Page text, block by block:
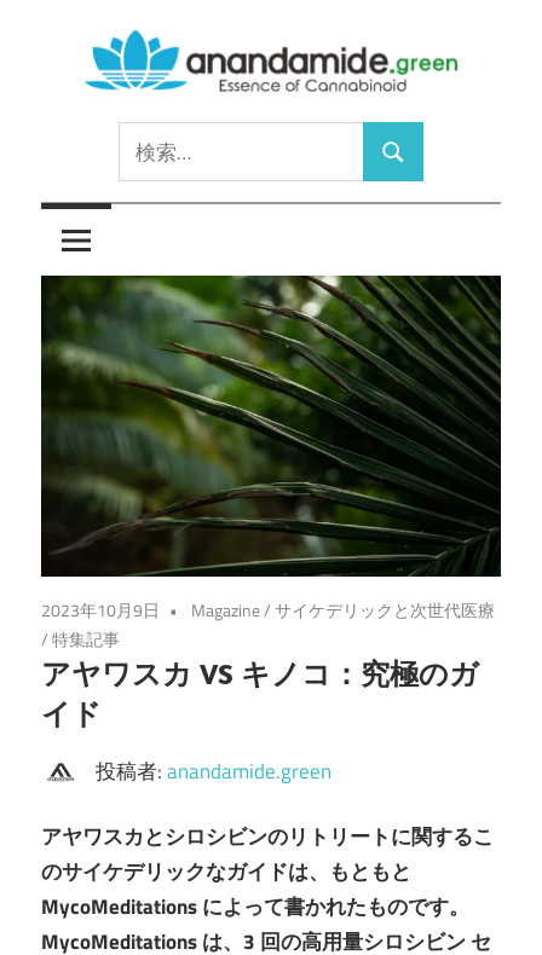
プ
anandamide.green
Cannabinoid
索:
検
索
2023年10月9日 Magazine/サイケデリックと次世代医療
/特集記事
アヤワスカ VS キノコ：究極のガ
イド
投稿者:anandamide.green
アヤワスカとシロシビンのリトリートに関するこ
のサイケデリックなガイドは、もともと
MycoMeditations によって書かれたものです。
MycoMeditations は、3 回の高用量シロシビン セ